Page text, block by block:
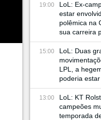
19:00
LoL: Ex-
estar
polêmica na
sua carreira
15:00
LoL: Duas
LPL, a
poderia
13:00
LoL: KT
campeões
temporada